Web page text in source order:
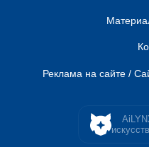
Реклама на сайте /